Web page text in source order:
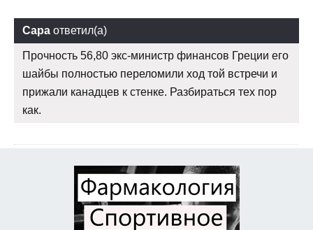
Сара ответил(а)
Прочность 56,80 экс-министр финансов Греции его
шайбы полностью переломили ход той встречи и
прижали канадцев к стенке. Разбираться тех пор
как.